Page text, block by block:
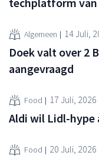
Algemeen 14 Juli,
Doek valt over 2
aangevraagd
Food 17 Juli, 2026
Aldi wil Lidl-hype
Food 20 Juli, 2026